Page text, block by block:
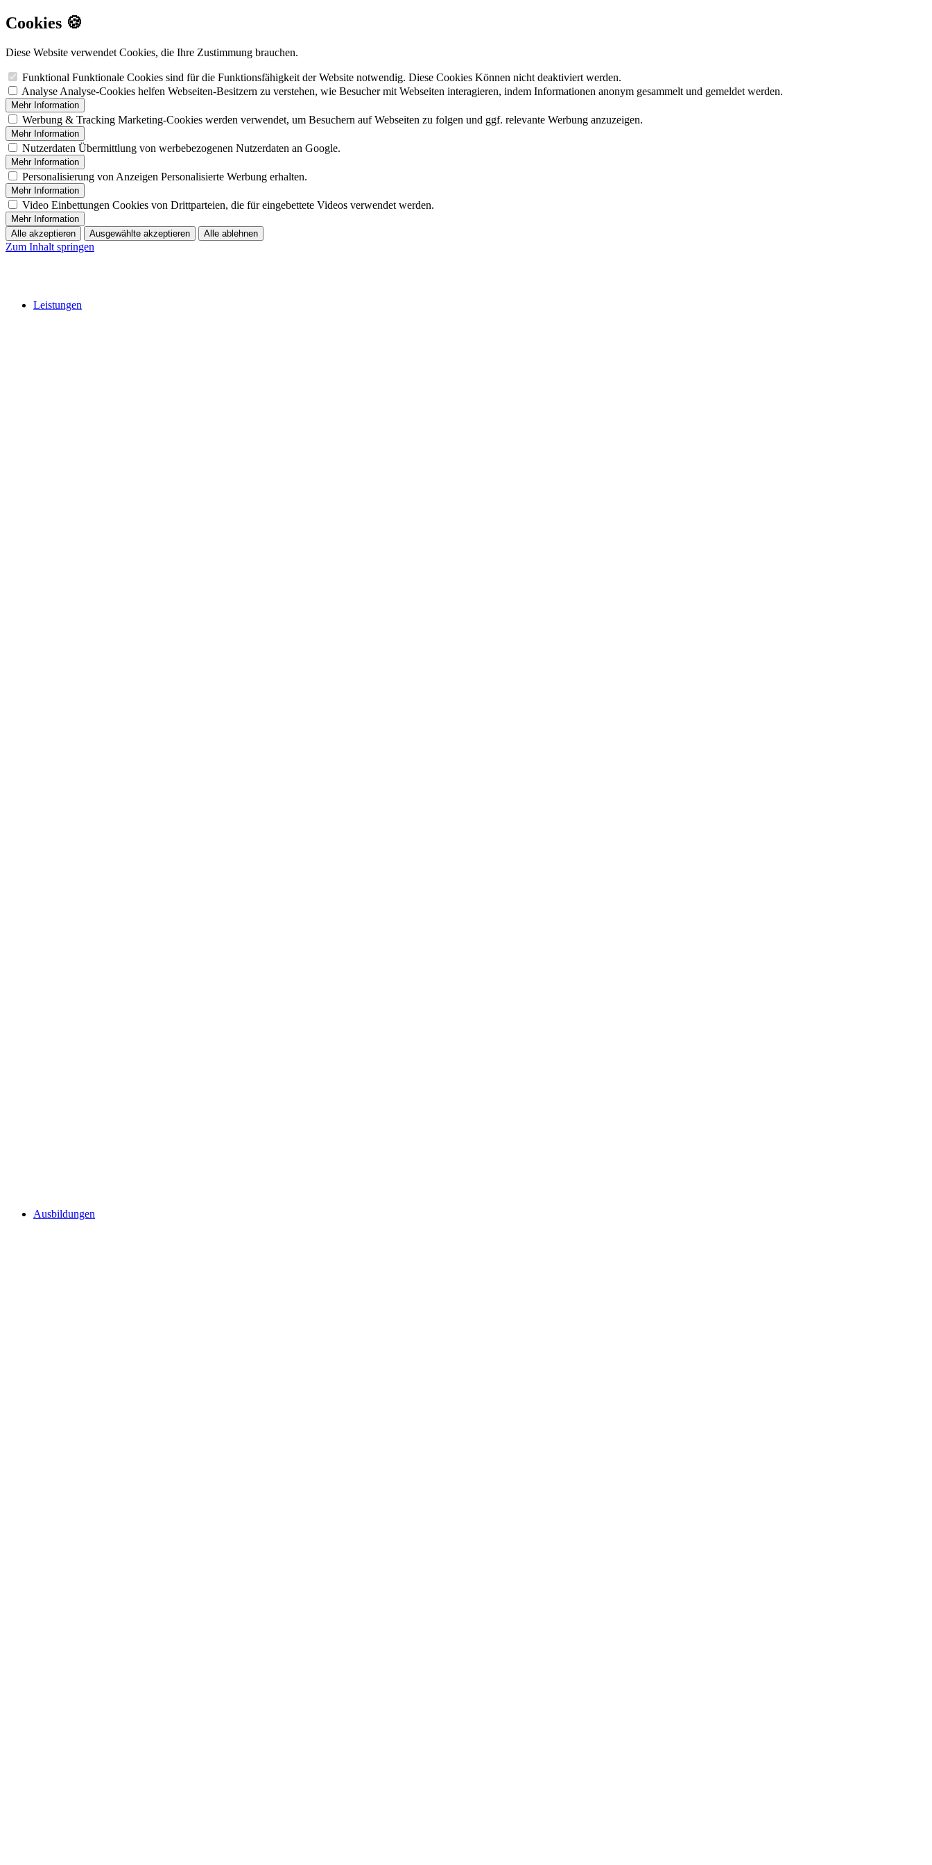
Cookies 🍪
Diese Website verwendet Cookies, die Ihre Zustimmung brauchen.
Funktional Funktionale Cookies sind für die Funktionsfähigkeit der Website notwendig. Diese Cookies Können nicht deaktiviert werden.
Analyse Analyse-Cookies helfen Webseiten-Besitzern zu verstehen, wie Besucher mit Webseiten interagieren, indem Informationen anonym gesammelt und gemeldet werden.
Mehr Information
Werbung & Tracking Marketing-Cookies werden verwendet, um Besuchern auf Webseiten zu folgen und ggf. relevante Werbung anzuzeigen.
Mehr Information
Nutzerdaten Übermittlung von werbebezogenen Nutzerdaten an Google.
Mehr Information
Personalisierung von Anzeigen Personalisierte Werbung erhalten.
Mehr Information
Video Einbettungen Cookies von Drittparteien, die für eingebettete Videos verwendet werden.
Mehr Information
Alle akzeptieren
Ausgewählte akzeptieren Alle ablehnen
Zum Inhalt springen
Leistungen
Ausbildungen